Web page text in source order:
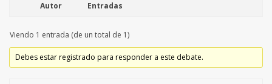
Autor Entradas
Viendo 1 entrada (de un total de 1)
Debes estar registrado para responder a este debate.